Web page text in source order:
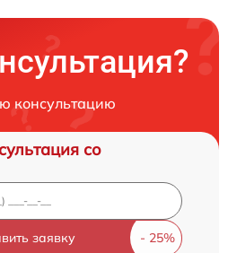
консультацию
со
заявку